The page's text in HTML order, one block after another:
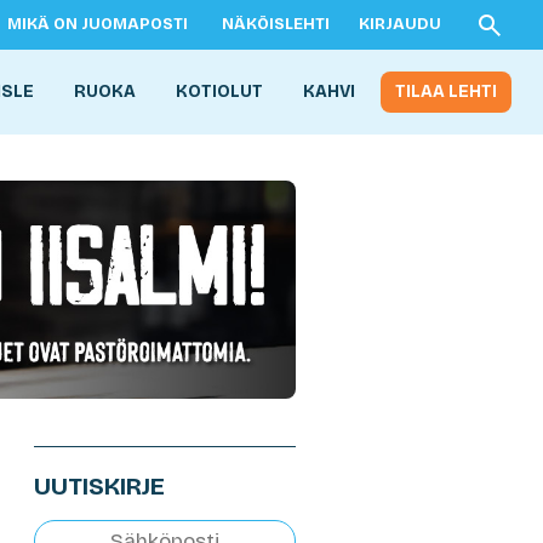
MIKÄ ON JUOMAPOSTI NÄKÖISLEHTI KIRJAUDU
RUOKA KOTIOLUT KAHVI TILAA LEHTI
UUTISKIRJE